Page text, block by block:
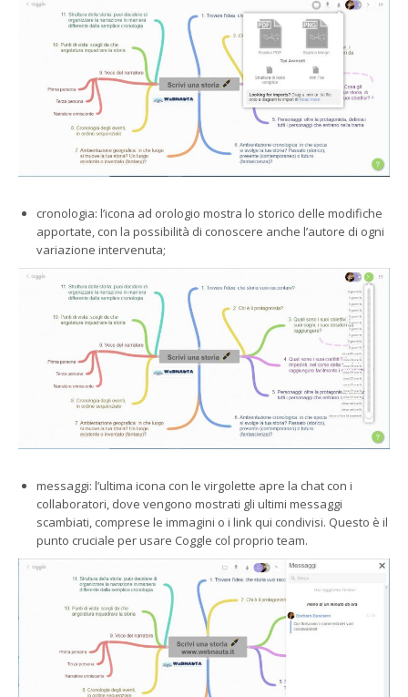
cronologia: l’icona ad orologio mostra lo storico delle modifiche
apportate, con la possibilità di conoscere anche l’autore di ogni
variazione intervenuta;
messaggi: l’ultima icona con le virgolette apre la chat con i
collaboratori, dove vengono mostrati gli ultimi messaggi
scambiati, comprese le immagini o i link qui condivisi. Questo è il
punto cruciale per usare Coggle col proprio team.